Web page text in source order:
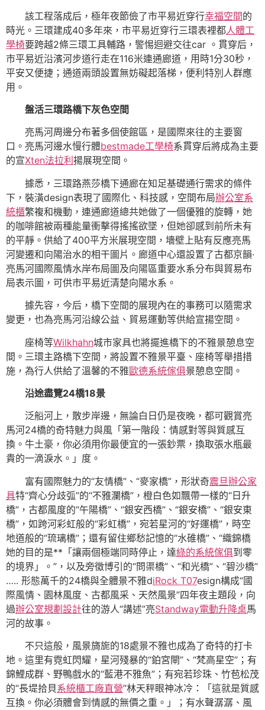
該工程落成后，極年夜節儉了市平易近穿行幸福空間的
時光。三環建成40多年來，市平易近穿行三環表裡都人體工
學椅要跨越2條三環工具輔路，警惕迴避交往car 。貫穿后，
市平易近沿濱河步道行走在116米連通廊道，用時1分30秒，
平安又便捷；通道兩頭設置無妨礙起落梯，便利特別人群應
用。
盤活三環路橋下灰色空間
亮馬河周邊分布著多個使館區，是國際來往的主要窗
口。亮馬河邊水慢行體bestmade工學椅系貫穿后將成為主要
的宣Xten法拉利 揚展現空間。
據悉，三環路燕莎橋下通廊在知足基礎通行需求的條件
下，裝潢design表現了國際化、科技感，空間布局辦公室系
統櫃繁複和機動，連通廊道總共她做了一個優雅的旋轉，她
的咖啡館被兩種能量衝擊得搖搖欲墜，但她卻感到前所未有
的平靜。供給了400平方米展現空間，墻壁上貼有反應亮馬
河變遷和向陽治水的相干圖片。廊道中心還設置了古都京韻·
亮馬河國際風情水岸布局圖及向陽區重要水系分布與貿易布
局表示圖，可供市平易近清楚向陽水系。
據先容，今后，橋下空間的展現內在的事務可以隨需求
變更，也為亮馬河沿線公益、貿易運動等供給宣揚空間。
座椅等Wilkhahn城市家具也將擺進橋下的不雅景憩息空
間。三環主路橋下空間，將設置不雅景平臺、座椅等舉措措
施，為行人供給了溫馨的不雅歐德系統傢俱景憩息空間。
沿途盡覽24橋18景
泛船河上，散步岸邊，無論白日仍是夜晚，都可觀賞亮
馬河24橋的奇特魅力與風「第一階段：情感對等與質感互
換。牛土豪，你必須用你最便宜的一張鈔票，換取張水瓶最
貴的一滴淚水。」度。
富有國際魅力的“友情橋”、“麥家橋”，形狀奇震旦辦公家
具特“齊心分歧弧”的“不雅瀾橋”，橙白色如飄帶一樣的“日升
橋”，古都風度的“午陽橋”、“銀安西橋”、“銀安橋”、“銀安東
橋”，如跨河彩虹般的“彩虹橋”，宛若星河的“好運橋”，時空
地道般的“琉璃橋”；還有留住鄉愁記憶的“水碓橋”、“織錦橋
她的目的是**「讓兩個極端同時停止，達綠的系統傢俱到零
的境界」。”，以及旁徵博引的“問渠橋”、“和光橋”、“碧沙橋”
….. 形態萬千的24橋與全體景不雅diRock T07esign構成“國
際風情、園林風度、古都風采、天然風景”四年夜主題段，向
過辦公室規劃設計往的游人“講述”亮Standway電動升降桌馬
河的故事。
不只這般，風景旖旎的18處景不雅也成為了奇特的打卡
地。這里有霓虹閃耀，星河殘暴的“鉑宮閘”、“梵高星空”；有
錦鯉成群、野鴨戲水的“藍港不雅魚”；有宛若珍珠、竹苞松茂
的“長堤拾貝系統櫃工廠直營”林天秤眼神冰冷：「這就是質感
互換。你必須體會到情感的無價之重。」；有水聲潺潺、風